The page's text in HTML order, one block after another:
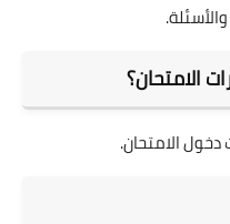
الامتحان؟
الامتحان.